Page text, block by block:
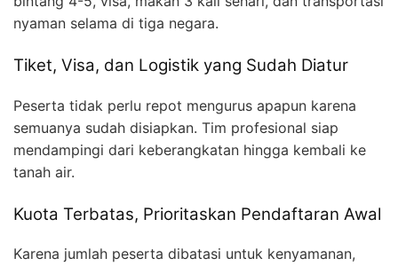
nyaman selama di tiga negara.
Tiket, Visa, dan Logistik yang Sudah Diatur
Peserta tidak perlu repot mengurus apapun karena
semuanya sudah disiapkan. Tim profesional siap
mendampingi dari keberangkatan hingga kembali ke
tanah air.
Kuota Terbatas, Prioritaskan Pendaftaran Awal
Karena jumlah peserta dibatasi untuk kenyamanan,